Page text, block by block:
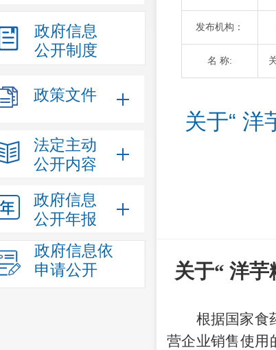
政府信息
公开制度
政策文件
法定主动
公开内容
政府信息
公开年报
政府信息依
申请公开
发布机构：
名 称:
关于“ 洋
关于“ 洋芋
根据国家食
营企业销售使用